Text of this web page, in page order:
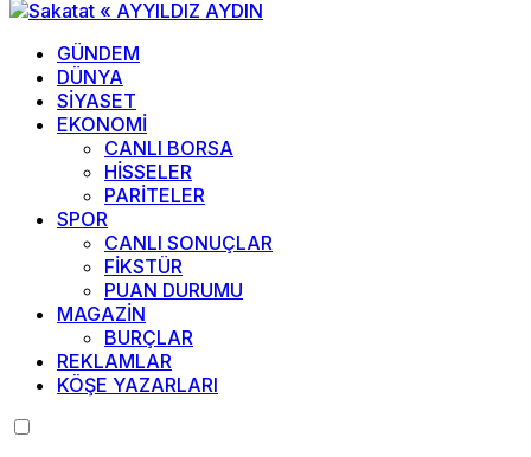
GÜNDEM
DÜNYA
SİYASET
EKONOMİ
CANLI BORSA
HİSSELER
PARİTELER
SPOR
CANLI SONUÇLAR
FİKSTÜR
PUAN DURUMU
MAGAZİN
BURÇLAR
REKLAMLAR
KÖŞE YAZARLARI